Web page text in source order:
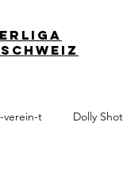
verein-t Dolly Shot